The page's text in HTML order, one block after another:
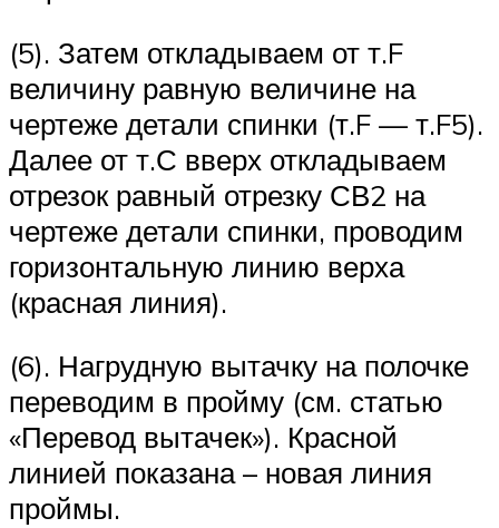
(5). Затем откладываем от т.F
величину равную величине на
чертеже детали спинки (т.F — т.F5).
Далее от т.С вверх откладываем
отрезок равный отрезку СВ2 на
чертеже детали спинки, проводим
горизонтальную линию верха
(красная линия).
(6). Нагрудную вытачку на полочке
переводим в пройму (см. статью
«Перевод вытачек»). Красной
линией показана – новая линия
проймы.